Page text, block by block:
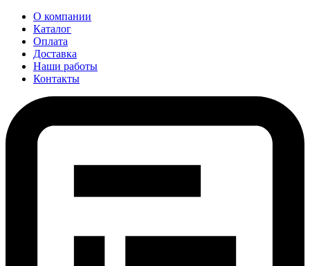
О компании
Каталог
Оплата
Доставка
Наши работы
Контакты